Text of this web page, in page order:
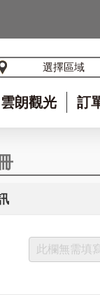
選擇區域
雲朗觀光 訂